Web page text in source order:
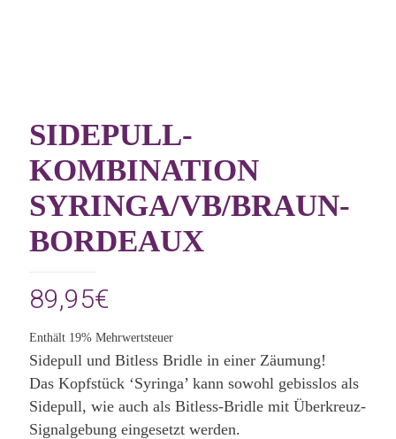
SIDEPULL-
KOMBINATION
SYRINGA/VB/BRAUN-
BORDEAUX
89,95€
Enthält 19% Mehrwertsteuer
Sidepull und Bitless Bridle in einer Zäumung!
Das Kopfstück ‘Syringa’ kann sowohl gebisslos als
Sidepull, wie auch als Bitless-Bridle mit Überkreuz-
Signalgebung eingesetzt werden.